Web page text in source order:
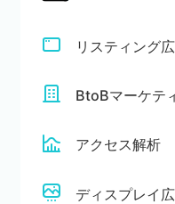
リスティング
BtoBマーケテ
アクセス解析
ディスプレイ